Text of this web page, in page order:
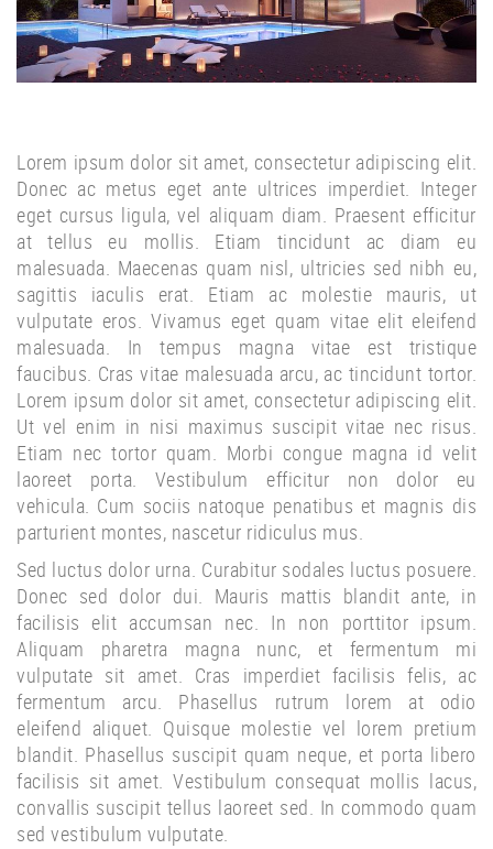
Lorem ipsum dolor sit amet, consectetur adipiscing elit.
Donec ac metus eget ante ultrices imperdiet. Integer
eget cursus ligula, vel aliquam diam. Praesent efficitur
at tellus eu mollis. Etiam tincidunt ac diam eu
malesuada. Maecenas quam nisl, ultricies sed nibh eu,
sagittis iaculis erat. Etiam ac molestie mauris, ut
vulputate eros. Vivamus eget quam vitae elit eleifend
malesuada. In tempus magna vitae est tristique
faucibus. Cras vitae malesuada arcu, ac tincidunt tortor.
Lorem ipsum dolor sit amet, consectetur adipiscing elit.
Ut vel enim in nisi maximus suscipit vitae nec risus.
Etiam nec tortor quam. Morbi congue magna id velit
laoreet porta. Vestibulum efficitur non dolor eu
vehicula. Cum sociis natoque penatibus et magnis dis
parturient montes, nascetur ridiculus mus.
Sed luctus dolor urna. Curabitur sodales luctus posuere.
Donec sed dolor dui. Mauris mattis blandit ante, in
facilisis elit accumsan nec. In non porttitor ipsum.
Aliquam pharetra magna nunc, et fermentum mi
vulputate sit amet. Cras imperdiet facilisis felis, ac
fermentum arcu. Phasellus rutrum lorem at odio
eleifend aliquet. Quisque molestie vel lorem pretium
blandit. Phasellus suscipit quam neque, et porta libero
facilisis sit amet. Vestibulum consequat mollis lacus,
convallis suscipit tellus laoreet sed. In commodo quam
sed vestibulum vulputate.